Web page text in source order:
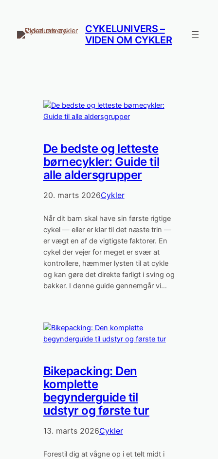
indhold
CYKELUNIVERS –
VIDEN OM CYKLER
De bedste og letteste
børnecykler: Guide til
alle aldersgrupper
20. marts 2026Cykler
Når dit barn skal have sin første rigtige
cykel — eller er klar til det næste trin —
er vægt en af de vigtigste faktorer. En
cykel der vejer for meget er svær at
kontrollere, hæmmer lysten til at cykle
og kan gøre det direkte farligt i sving og
bakker. I denne guide gennemgår vi…
Bikepacking: Den
komplette
begynderguide til
udstyr og første tur
13. marts 2026Cykler
Forestil dig at vågne op i et telt midt i